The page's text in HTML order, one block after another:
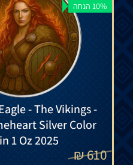
10% הנחה
- The Vikings -
Silver Color
1 Oz 2025
610
₪